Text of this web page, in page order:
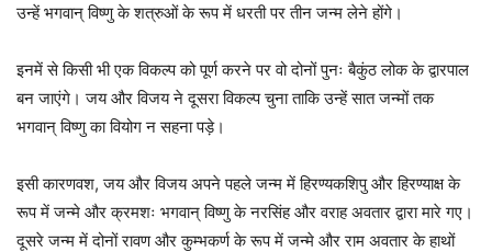
उन्हें भगवान् विष्णु के शत्रुओं के रूप में धरती पर तीन जन्म लेने होंगे।
इनमें से किसी भी एक विकल्प को पूर्ण करने पर वो दोनों पुनः बैकुंठ लोक के द्वारपाल
बन जाएंगे। जय और विजय ने दूसरा विकल्प चुना ताकि उन्हें सात जन्मों तक
भगवान् विष्णु का वियोग न सहना पड़े।
इसी कारणवश, जय और विजय अपने पहले जन्म में हिरण्यकशिपु और हिरण्याक्ष के
रूप में जन्मे और क्रमशः भगवान् विष्णु के नरसिंह और वराह अवतार द्वारा मारे गए।
दूसरे जन्म में दोनों रावण और कुम्भकर्ण के रूप में जन्मे और राम अवतार के हाथों